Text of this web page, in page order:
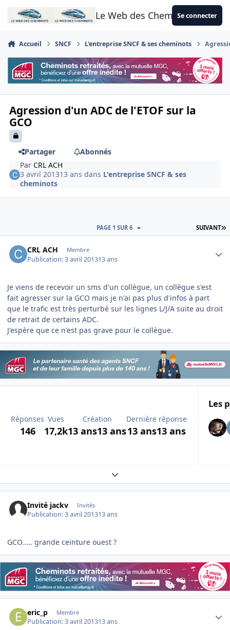
Aller au contenu
Le Web des CheminotsSe connecter
Accueil SNCF L'entreprise SNCF & ses cheminots
Agression d'un ADC de l'ETOF sur la
GCO
Partager
Abonnés
ParCRL ACH
3 avril 201313 ans dans L'entreprise SNCF & ses
cheminots
SUIVANT
PAGE 1 SUR 6
CRL ACH Membre
Publication:3 avril 201313 ans
Je viens de recevoir un sms d'un collègue, un collègue s'est
fait agresser sur la GCO mais je n'ai pas plus d'infos à part
que le trafic est très perturbé sur les lignes L/J/A suite au droit
de retrait de certains ADC.
J'espère que ce n'est pas grave pour le collègue.
Réponses
146
Vues
17,2k
Création
13 ans13 ans
Dernière réponse
13 ans13 ans
Les
Expand topic overview
Invité jackv Invités
Publication:3 avril 201313 ans
GCO..... grande ceinture ouest ?
eric_p Membre
Publication:3 avril 201313 ans